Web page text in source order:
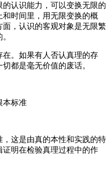
认识能力，可以变换无限的
时间里，用无限变换的概
，认识的客观对象是无限繁
。如果有人否认真理的存
都是毫无价值的废话。
本标准
这是由真的本性和实践的特
明在检验真理过程中的作